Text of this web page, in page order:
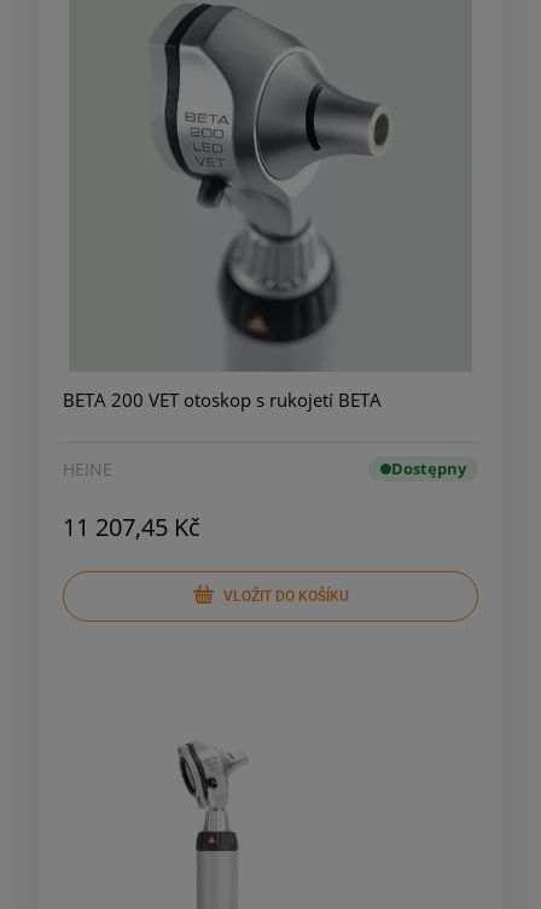
BETA 200 VET otoskop s rukojetí BETA
HEINE Dostępny
11 207,45 Kč
VLOŽIT DO KOŠÍKU